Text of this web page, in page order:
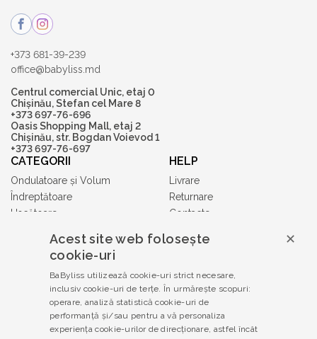
+373 681-39-239
office@babyliss.md
Centrul comercial Unic, etaj 0
Chișinău, Stefan cel Mare 8
+373 697-76-696
Oasis Shopping Mall, etaj 2
Chișinău, str. Bogdan Voievod 1
+373 697-76-697
CATEGORII
Ondulatoare și Volum
Îndreptătoare
Uscătoare
Tuns și Ras
Gift Cards
Babyliss PRO
HELP
Livrare
Returnare
Contacte
TERMENI ȘI CONDIȚII
Politica de confidențialitate
Termeni și condiții
Acest site web folosește
cookie-uri
BaByliss utilizează cookie-uri strict necesare,
inclusiv cookie-uri de terțe. În urmărește scopuri:
operare, analiză statistică cookie-uri de
performanță și/sau pentru a vă personaliza
experiența cookie-urilor de direcționare, astfel încât
✕